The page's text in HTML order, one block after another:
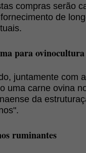
compras serão
de
para ovinocultura
juntamente com
uma carne ovina
da
ruminantes